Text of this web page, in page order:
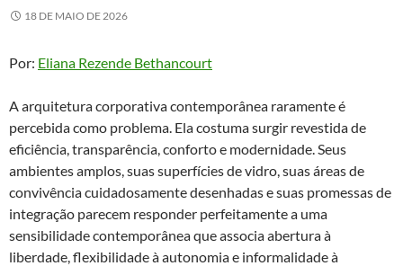
18 DE MAIO DE 2026
Por: Eliana Rezende Bethancourt
A arquitetura corporativa contemporânea raramente é
percebida como problema. Ela costuma surgir revestida de
eficiência, transparência, conforto e modernidade. Seus
ambientes amplos, suas superfícies de vidro, suas áreas de
convivência cuidadosamente desenhadas e suas promessas de
integração parecem responder perfeitamente a uma
sensibilidade contemporânea que associa abertura à
liberdade, flexibilidade à autonomia e informalidade à